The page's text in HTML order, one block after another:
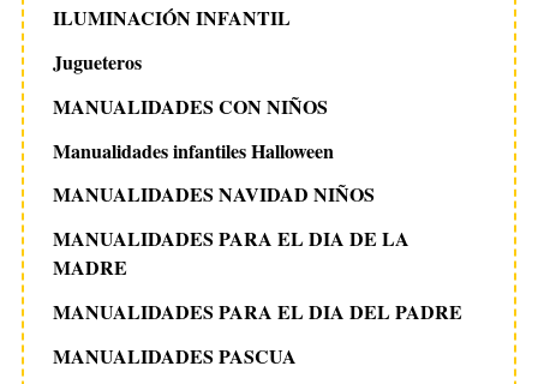
ILUMINACIÓN INFANTIL
Jugueteros
MANUALIDADES CON NIÑOS
Manualidades infantiles Halloween
MANUALIDADES NAVIDAD NIÑOS
MANUALIDADES PARA EL DIA DE LA
MADRE
MANUALIDADES PARA EL DIA DEL PADRE
MANUALIDADES PASCUA